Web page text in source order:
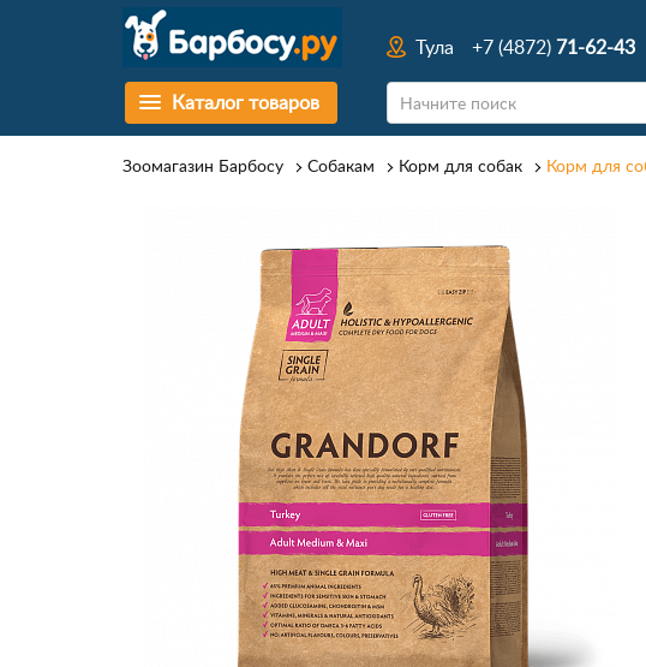
Тула +7 (4872) 71-62-43
Каталог товаров
Зоомагазин Барбосу Собакам Корм для собак Корм для